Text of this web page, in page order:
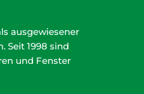
ausgewiesener
Seit 1998 sind
und Fenster